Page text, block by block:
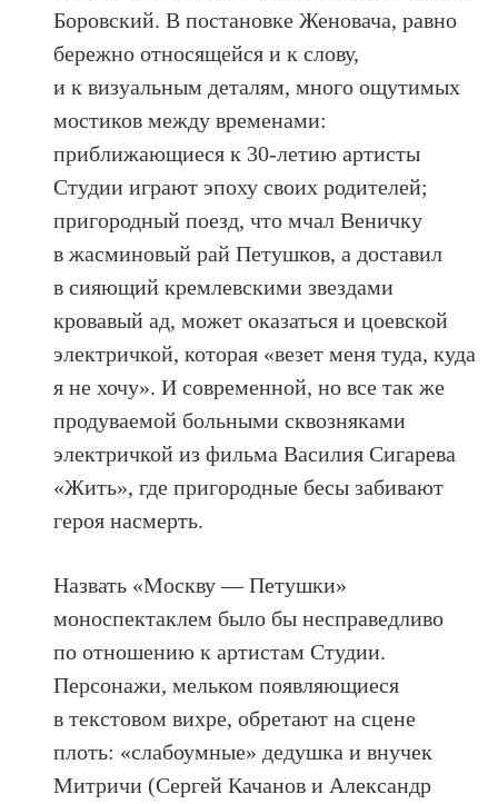
Боровский. В постановке Женовача, равно
бережно относящейся и к слову,
и к визуальным деталям, много ощутимых
мостиков между временами:
приближающиеся к 30-летию артисты
Студии играют эпоху своих родителей;
пригородный поезд, что мчал Веничку
в жасминовый рай Петушков, а доставил
в сияющий кремлевскими звездами
кровавый ад, может оказаться и цоевской
электричкой, которая «везет меня туда, куда
я не хочу». И современной, но все так же
продуваемой больными сквозняками
электричкой из фильма Василия Сигарева
«Жить», где пригородные бесы забивают
героя насмерть.
Назвать «Москву — Петушки»
моноспектаклем было бы несправедливо
по отношению к артистам Студии.
Персонажи, мельком появляющиеся
в текстовом вихре, обретают на сцене
плоть: «слабоумные» дедушка и внучек
Митричи (Сергей Качанов и Александр